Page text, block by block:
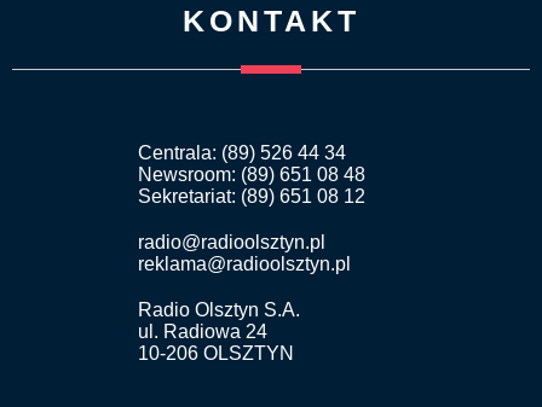
KONTAKT
Centrala: (89) 526 44 34
Newsroom: (89) 651 08 48
Sekretariat: (89) 651 08 12
radio@radioolsztyn.pl
reklama@radioolsztyn.pl
Radio Olsztyn S.A.
ul. Radiowa 24
10-206 OLSZTYN